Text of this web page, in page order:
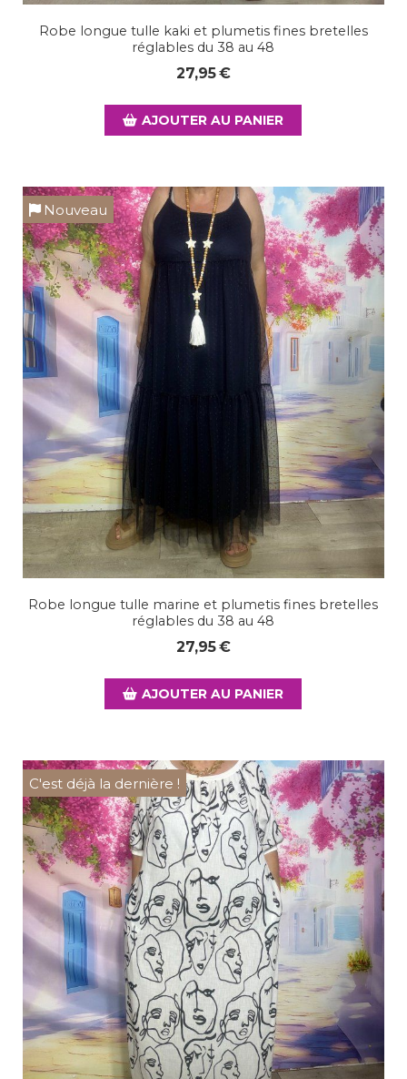
Robe longue tulle kaki et plumetis fines bretelles
réglables du 38 au 48
27,95€
AJOUTER AU PANIER
Nouveau
Robe longue tulle marine et plumetis fines bretelles
réglables du 38 au 48
27,95€
AJOUTER AU PANIER
C'est déjà la dernière !